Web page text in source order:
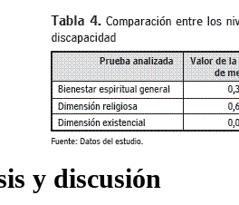
y discusión